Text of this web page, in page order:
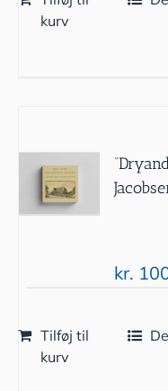
kurv
kr.
Tilføj til
kurv